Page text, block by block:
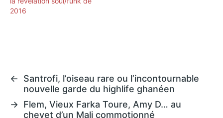
2016
←
Santrofi, l’oiseau rare ou l’incontournable
nouvelle garde du highlife ghanéen
→ Flem, Vieux Farka Toure, Amy D… au
chevet d’un Mali commotionné